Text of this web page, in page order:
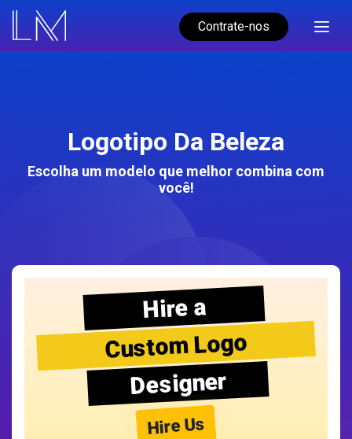
Contrate-nos
Logotipo Da Beleza
Escolha um modelo que melhor combina com
você!
Hire a
Custom Logo
Designer
Hire Us